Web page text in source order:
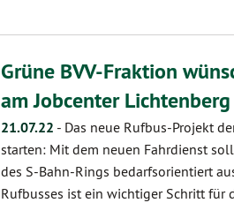
Grüne BVV-Fraktion
am Jobcenter Lichtenberg
21.07.22 - Das neue Rufbus-Projekt
starten: Mit dem neuen Fahrdienst
des S-Bahn-Rings bedarfsorientiert
Rufbusses ist ein wichtiger Schritt für